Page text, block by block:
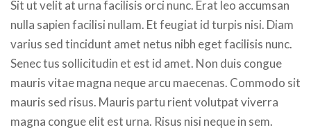
Sit ut velit at urna facilisis orci nunc. Erat leo accumsan
nulla sapien facilisi nullam. Et feugiat id turpis nisi. Diam
varius sed tincidunt amet netus nibh eget facilisis nunc.
Senec tus sollicitudin et est id amet. Non duis congue
mauris vitae magna neque arcu maecenas. Commodo sit
mauris sed risus. Mauris partu rient volutpat viverra
magna congue elit est urna. Risus nisi neque in sem.